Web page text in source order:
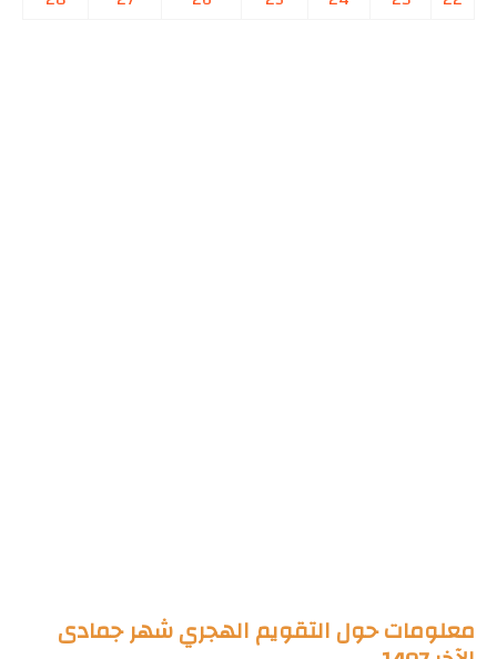
معلومات حول التقويم الهجري شهر جمادى